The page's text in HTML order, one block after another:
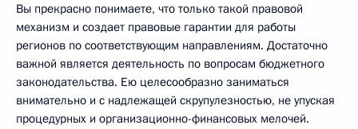
Вы прекрасно понимаете, что только такой правовой
механизм и создает правовые гарантии для работы
регионов по соответствующим направлениям. Достаточно
важной является деятельность по вопросам бюджетного
законодательства. Ею целесообразно заниматься
внимательно и с надлежащей скрупулезностью, не упуская
процедурных и организационно-финансовых мелочей.